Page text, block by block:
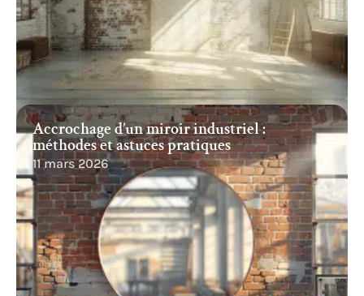
Accrochage d’un miroir industriel :
méthodes et astuces pratiques
11 mars 2026